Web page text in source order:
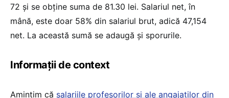
72 și se obține suma de 81.30 lei. Salariul net, în
mână, este doar 58% din salariul brut, adică 47,154
net. La această sumă se adaugă și sporurile.
Informații de context
Amintim că salariile profesorilor și ale angajaților din